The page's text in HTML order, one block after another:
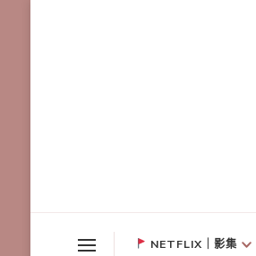
NETFLIX｜影集